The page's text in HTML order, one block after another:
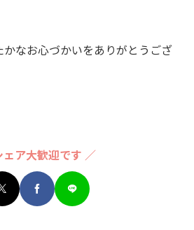
なお心づかいをありがとうござ
ェア大歓迎です ／